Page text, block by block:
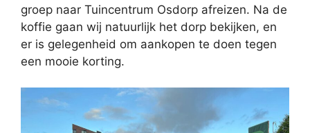
groep naar Tuincentrum Osdorp afreizen. Na de
koffie gaan wij natuurlijk het dorp bekijken, en
er is gelegenheid om aankopen te doen tegen
een mooie korting.